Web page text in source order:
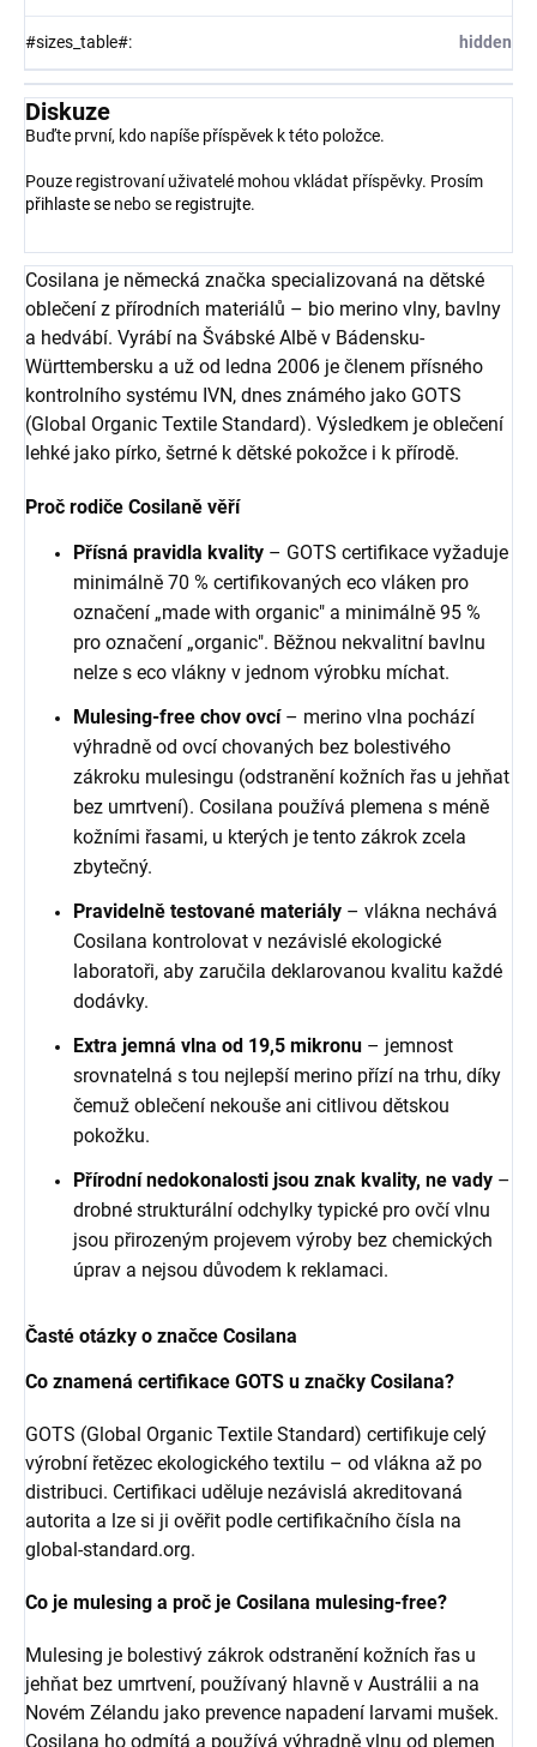
#sizes_table#: hidden
Diskuze
Buďte první, kdo napíše příspěvek k této položce.
Pouze registrovaní uživatelé mohou vkládat příspěvky. Prosím
přihlaste se nebo se registrujte.
Cosilana je německá značka specializovaná na dětské
oblečení z přírodních materiálů – bio merino vlny, bavlny
a hedvábí. Vyrábí na Švábské Albě v Bádensku-
Württembersku a už od ledna 2006 je členem přísného
kontrolního systému IVN, dnes známého jako GOTS
(Global Organic Textile Standard). Výsledkem je oblečení
lehké jako pírko, šetrné k dětské pokožce i k přírodě.
Proč rodiče Cosilaně věří
Přísná pravidla kvality – GOTS certifikace vyžaduje
minimálně 70 % certifikovaných eco vláken pro
označení „made with organic" a minimálně 95 %
pro označení „organic". Běžnou nekvalitní bavlnu
nelze s eco vlákny v jednom výrobku míchat.
Mulesing-free chov ovcí – merino vlna pochází
výhradně od ovcí chovaných bez bolestivého
zákroku mulesingu (odstranění kožních řas u jehňat
bez umrtvení). Cosilana používá plemena s méně
kožními řasami, u kterých je tento zákrok zcela
zbytečný.
Pravidelně testované materiály – vlákna nechává
Cosilana kontrolovat v nezávislé ekologické
laboratoři, aby zaručila deklarovanou kvalitu každé
dodávky.
Extra jemná vlna od 19,5 mikronu – jemnost
srovnatelná s tou nejlepší merino přízí na trhu, díky
čemuž oblečení nekouše ani citlivou dětskou
pokožku.
Přírodní nedokonalosti jsou znak kvality, ne vady –
drobné strukturální odchylky typické pro ovčí vlnu
jsou přirozeným projevem výroby bez chemických
úprav a nejsou důvodem k reklamaci.
Časté otázky o značce Cosilana
Co znamená certifikace GOTS u značky Cosilana?
GOTS (Global Organic Textile Standard) certifikuje celý
výrobní řetězec ekologického textilu – od vlákna až po
distribuci. Certifikaci uděluje nezávislá akreditovaná
autorita a lze si ji ověřit podle certifikačního čísla na
global-standard.org.
Co je mulesing a proč je Cosilana mulesing-free?
Mulesing je bolestivý zákrok odstranění kožních řas u
jehňat bez umrtvení, používaný hlavně v Austrálii a na
Novém Zélandu jako prevence napadení larvami mušek.
Cosilana ho odmítá a používá výhradně vlnu od plemen